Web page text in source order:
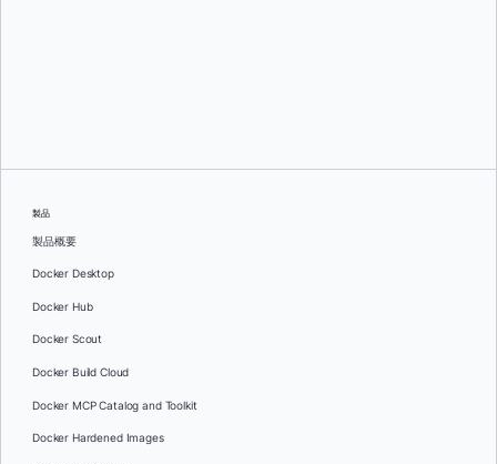
製品
製品概要
Docker Desktop
Docker Hub
Docker Scout
Docker Build Cloud
Docker MCP Catalog and Toolkit
Docker Hardened Images